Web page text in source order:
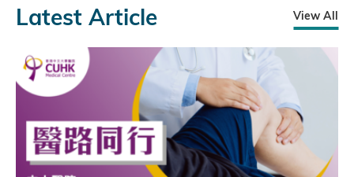
Latest Article View All